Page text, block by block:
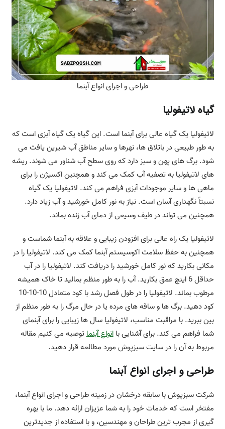
طراحی و اجرای انواع آبنما
گیاه لاتیفولیا
لاتیفولیا یک گیاه عالی برای آبنما است. این گیاه یک گیاه آبزی است که
به طور طبیعی در باتلاق ها، نهرها و سایر مناطق آب شیرین یافت می
شود. برگ های پهن و سبز دارد که روی سطح آب شناور می شوند. ریشه
های لاتیفولیا به تصفیه آب کمک می کند و همچنین اکسیژن را برای
ماهی ها و سایر موجودات آبزی فراهم می کند. لاتیفولیا یک گیاه
نسبتاً نگهداری آسان است. نیاز به نور کامل خورشید و آب زیاد دارد.
همچنین می تواند در طیف وسیعی از دمای آب زنده بماند.
لاتیفولیا یک راه عالی برای افزودن زیبایی و علاقه به آبنما شماست و
همچنین به حفظ سلامت اکوسیستم آبنما کمک می کند. لاتیفولیا را در
مکانی بکارید که نور کامل خورشید را دریافت کند. لاتیفولیا را در آب
حداقل 6 اینچ عمق بکارید. آب را به طور منظم بمالید تا خاک همیشه
مرطوب بماند. لاتیفولیا را در طول فصل رشد با کود متعادل 10-10-10
کود دهید. برگ ها و ساقه های مرده یا در حال مرگ را به طور منظم از
بین ببرید. با مراقبت مناسب، لاتیفولیا سال ها زیبایی را برای آبنمای
شما فراهم می کند. برای آشنایی باانواع آبنماتوصیه می کنیم مقاله
مربوط به آن را در سایت سبزپوش مورد مطالعه قرار دهید.
طراحی و اجرای انواع آبنما
شرکت سبزپوش با سابقه درخشان در زمینه طراحی و اجرای انواع آبنما،
مفتخر است که خدمات خود را به شما عزیزان ارائه دهد. ما با بهره
گیری از مجرب ترین طراحان و مهندسین، و با استفاده از جدیدترین